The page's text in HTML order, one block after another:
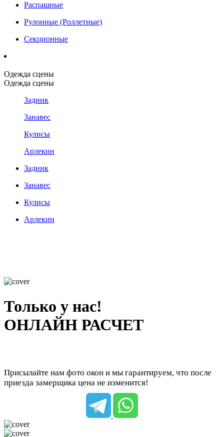
Распашные
Рулонные (Роллетные)
Секционные
Одежда сцены
Одежда сцены
Задник
Занавес
Кулисы
Арлекин
Задник
Занавес
Кулисы
Арлекин
Только у нас!
ОНЛАЙН РАСЧЕТ
Присылайте нам фото окон и мы гарантируем, что после
приезда замерщика цена не изменится!